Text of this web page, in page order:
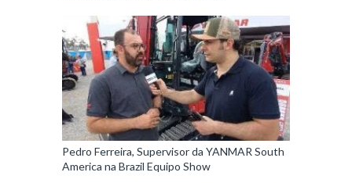
Pedro Ferreira, Supervisor da YANMAR South
America na Brazil Equipo Show